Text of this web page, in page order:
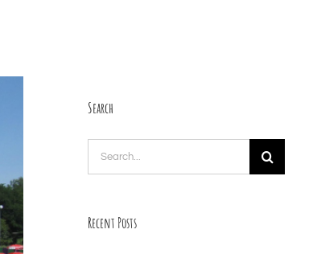
Search
Search
for:
Recent Posts